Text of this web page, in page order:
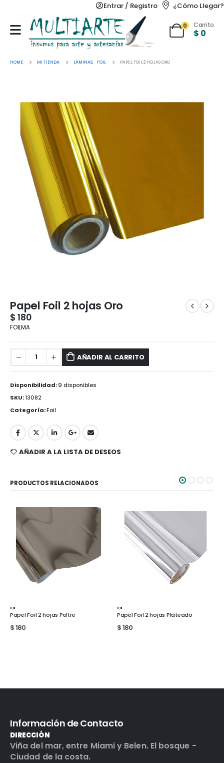
Entrar / Registro ¿Cómo Llegar?
0 Carrito
$ 0
HOME MI TIENDA LÁMINAS, FOIL PAPEL FOIL 2 HOJAS ORO
Papel Foil 2 hojas Oro
$ 180
FOILMA
AÑADIR AL CARRITO
Disponibilidad:9 disponibles
SKU:13082
Categoría:Foil
AÑADIR A LA LISTA DE DESEOS
PRODUCTOS RELACIONADOS
FOIL
Papel Foil 2 hojas Peltre
$180
FOIL
Papel Foil 2 hojas Plateado
$180
Información de Contacto
DIRECCIÓN
Viña del mar, entre Miami y Belen. El bosque -
Ciudad de la costa.